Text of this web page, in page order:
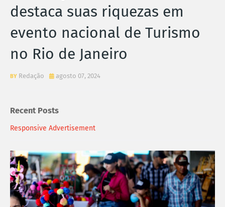
destaca suas riquezas em
evento nacional de Turismo
no Rio de Janeiro
Redação agosto 07, 2024
Recent Posts
Responsive Advertisement